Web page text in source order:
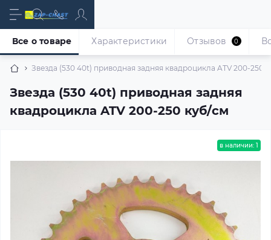
Звезда (530 40t) приводная задняя квадроцикла ATV 200-250
Звезда (530 40t) приводная задняя
квадроцикла ATV 200-250 куб/см
Все о товаре Характеристики Отзывов 0
в наличии: 1